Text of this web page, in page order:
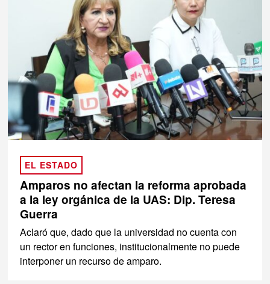
EL ESTADO
Amparos no afectan la reforma aprobada
a la ley orgánica de la UAS: Dip. Teresa
Guerra
Aclaró que, dado que la universidad no cuenta con
un rector en funciones, institucionalmente no puede
interponer un recurso de amparo.